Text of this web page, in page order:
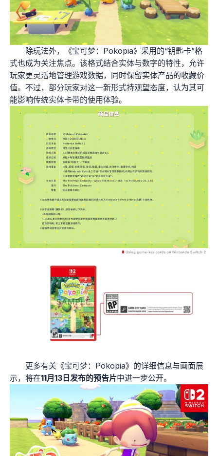
除玩法外，《宝可梦：Pokopia》采用的“钥匙卡”格
式也成为关注焦点。该格式结合实体与数字的特性，允许
玩家更灵活地管理游戏数据，同时保留实体产品的收藏价
值。不过，部分玩家对这一新形式持观望态度，认为其可
能影响传统实体卡带的使用体验。
更多有关《宝可梦：Pokopia》的详细信息与画面展
示，将在11月13日发布的预告片中进一步公开。